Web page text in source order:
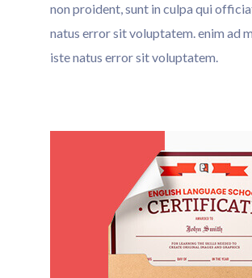
non proident, sunt in culpa qui
natus error sit voluptatem. enim ad
iste natus error sit voluptatem.